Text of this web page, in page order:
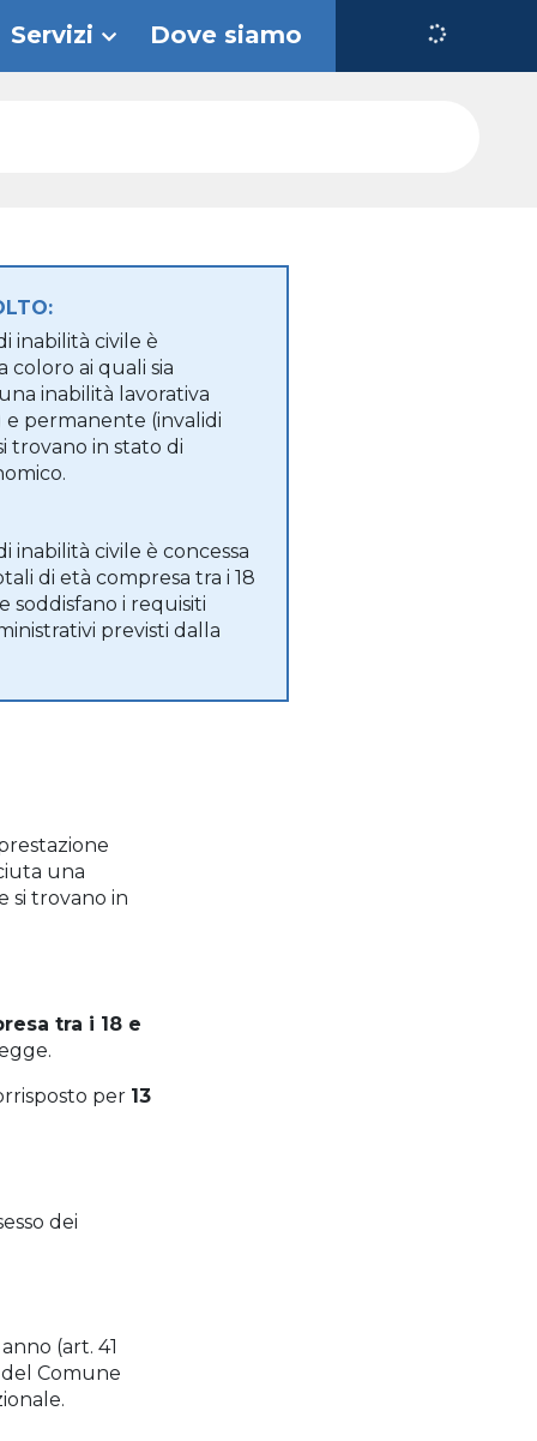
Servizi Dove siamo
Requisiti Compatibilità Come richiederlo
inabilità civile è
coloro ai quali sia
inabilità lavorativa
e permanente (invalidi
trovano in stato di
inabilità civile è concessa
di età compresa tra i 18
soddisfano i requisiti
previsti dalla
una
si trovano in
tra i 18 e
per 13
dei
(art. 41
Comune